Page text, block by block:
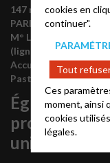
147 rue de Grenelle
PARIS
M° La Tour-Maubourg
(ligne 8)
Accueil :
Pasteur :
Église
protestante
unie
cookies en
continuer".
Tout
Ces
moment, ainsi
cookies
légales.